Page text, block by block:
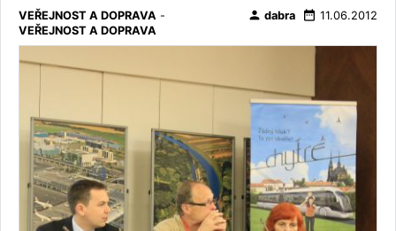
VEŘEJNOST A DOPRAVA -
VEŘEJNOST A DOPRAVA
person dabra date_range 11.06.2012